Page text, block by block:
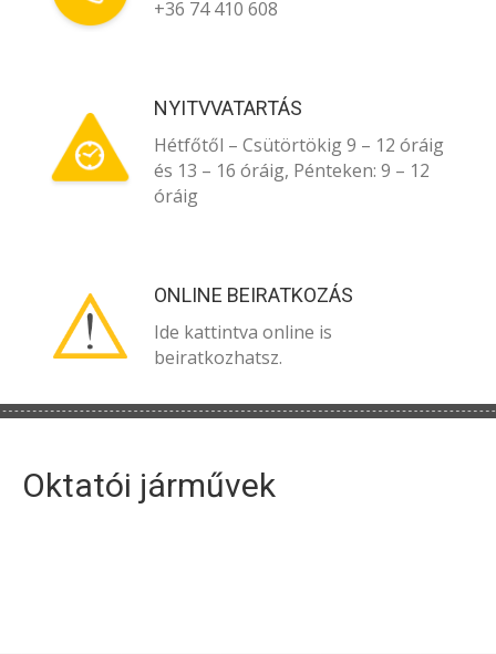
+36 74 410 608
NYITVVATARTÁS
Hétfőtől – Csütörtökig 9 – 12 óráig
és 13 – 16 óráig, Pénteken: 9 – 12
óráig
ONLINE BEIRATKOZÁS
Ide kattintva online is
beiratkozhatsz.
Oktatói járművek